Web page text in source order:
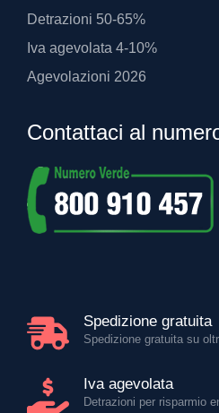
Detrazioni 50-65%
Iva agevolata 4-10%
Agevolazioni 2026
Contattaci al
Spedizione gratuita
Spedizione gratuita su
Iva agevolata
Detrazioni per risparmio